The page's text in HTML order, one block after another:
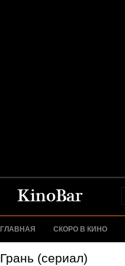
ГЛАВНАЯ СКОРО В КИНО
Грань (сериал)